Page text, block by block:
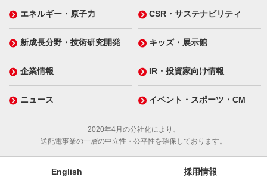
エネルギー・原子力 CSR・サステナビリティ
新成長分野・技術研究開発 キッズ・展示館
企業情報 IR・投資家向け情報
ニュース イベント・スポーツ・CM
2020年4月の分社化により、
送配電事業の一層の中立性・公平性を確保しております。
English 採用情報